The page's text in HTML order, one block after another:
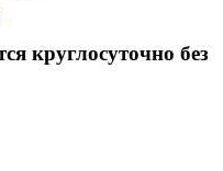
круглосуточно без